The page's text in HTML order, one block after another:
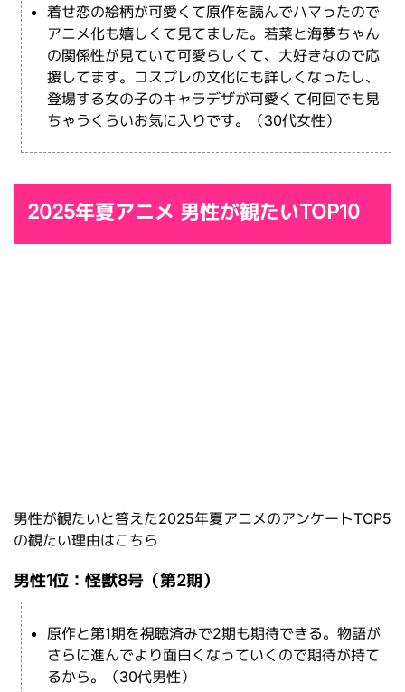
着せ恋の絵柄が可愛くて原作を読んでハマったので
アニメ化も嬉しくて見てました。若菜と海夢ちゃん
の関係性が見ていて可愛らしくて、大好きなので応
援してます。コスプレの文化にも詳しくなったし、
登場する女の子のキャラデザが可愛くて何回でも見
ちゃうくらいお気に入りです。（30代女性）
2025年夏アニメ 男性が観たいTOP10
男性が観たいと答えた2025年夏アニメのアンケートTOP5
の観たい理由はこちら
男性1位：怪獣8号（第2期）
原作と第1期を視聴済みで2期も期待できる。物語が
さらに進んでより面白くなっていくので期待が持て
るから。（30代男性）